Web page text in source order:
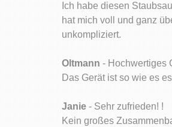
Ich habe diesen
hat mich voll und ganz
unkompliziert.
Oltmann - Hochwertiges
Das Gerät ist so wie es
Janie - Sehr zufrieden! !
Kein großes